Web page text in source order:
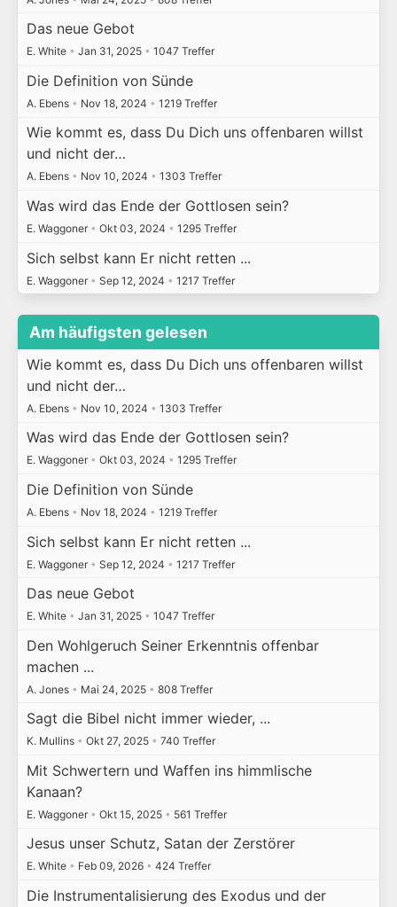
Das neue Gebot
E. White • Jan 31, 2025 • 1047 Treffer
Die Definition von Sünde
A. Ebens • Nov 18, 2024 • 1219 Treffer
Wie kommt es, dass Du Dich uns offenbaren willst
und nicht der…
A. Ebens • Nov 10, 2024 • 1303 Treffer
Was wird das Ende der Gottlosen sein?
E. Waggoner • Okt 03, 2024 • 1295 Treffer
Sich selbst kann Er nicht retten ...
E. Waggoner • Sep 12, 2024 • 1217 Treffer
Am häufigsten gelesen
Wie kommt es, dass Du Dich uns offenbaren willst
und nicht der…
A. Ebens • Nov 10, 2024 • 1303 Treffer
Was wird das Ende der Gottlosen sein?
E. Waggoner • Okt 03, 2024 • 1295 Treffer
Die Definition von Sünde
A. Ebens • Nov 18, 2024 • 1219 Treffer
Sich selbst kann Er nicht retten ...
E. Waggoner • Sep 12, 2024 • 1217 Treffer
Das neue Gebot
E. White • Jan 31, 2025 • 1047 Treffer
Den Wohlgeruch Seiner Erkenntnis offenbar
machen ...
A. Jones • Mai 24, 2025 • 808 Treffer
Sagt die Bibel nicht immer wieder, ...
K. Mullins • Okt 27, 2025 • 740 Treffer
Mit Schwertern und Waffen ins himmlische
Kanaan?
E. Waggoner • Okt 15, 2025 • 561 Treffer
Jesus unser Schutz, Satan der Zerstörer
E. White • Feb 09, 2026 • 424 Treffer
Die Instrumentalisierung des Exodus und der